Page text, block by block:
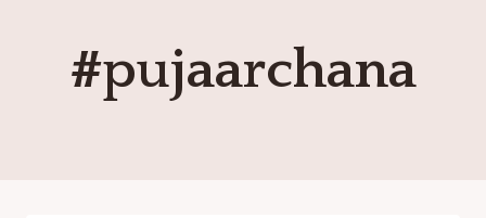
#pujaarchana